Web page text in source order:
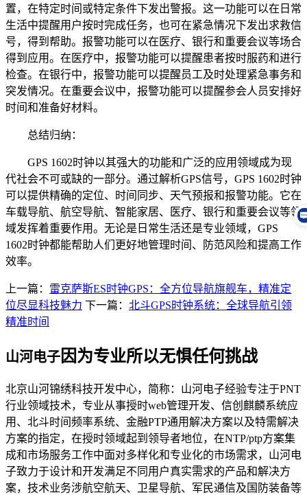
置，在特定时间或特定条件下发出警报。这一功能可以在日常
生活中提醒用户按时完成任务，也可在紧急情况下发出求救信
号，得到帮助。报警功能可以在医疗、银行和重要会议等场合
得到应用。在医疗中，报警功能可以提醒患者按时服药和进行
检查。在银行中，报警功能可以提醒员工及时处理紧急事务和
突发情况。在重要会议中，报警功能可以提醒参会人员安排好
时间和准备好材料。
总结归纳：
GPS 1602时钟以其强大的功能和广泛的应用领域成为现
代社会不可或缺的一部分。通过解析GPS信号，GPS 1602时钟
可以提供精确的定位、时间同步、天气预报和报警功能。它在
车载导航、航空导航、智能家居、医疗、银行和重要会议等领
域发挥着重要作用。无论是日常生活还是专业领域，GPS
1602时钟都能帮助人们更好地管理时间、防范风险和提高工作
效率。
上一篇： 雷克萨斯ES时钟GPS：全方位导航旗舰车，精准定
位尽显科技魅力 下一篇： 北斗GPS时钟系统：全球导航引领
精准时间
山河电子因为专业所以无惧任何挑战
北京山河锦绣科技开发中心，简称：山河电子经验专注于PNT
行业领域技术，专业从事授时web管理开发、信创麒麟系统应
用、北斗时间频率系统、金融PTP通用解决方案以及特需解决
方案的指定，在授时领域起到领导者地位，在NTP/ptp方案集
成和市场服务工作中面对多样化和专业化的市场需求，山河电
子致力于设计和开发满足不同用户真实需求的产品和解决方
案，技术业务涉航空航天、卫星导航、军民通信及国防装备等